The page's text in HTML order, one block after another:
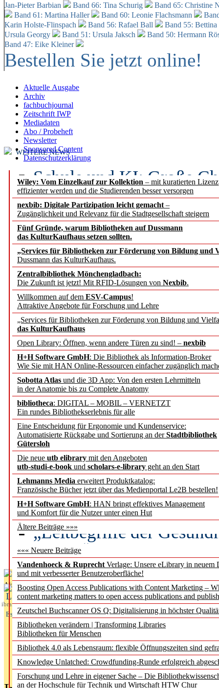
Jan-Pieter Barbian
Band 66: Tina Schurig
Band 65: Christine
Band 61: Martina Haller
Band 60: Leonie Flachsmann
Karin Holste-Flinspach
Band 56: Rafael Ball
Band 55:
Ursula Georgy
Band 51: Ursula Jaksch Band 50: Hermann
Band 47: Eike Kleiner
Bestellen Sie jetzt online!
Aktuelle Ausgabe
Archiv
fachbuchjournal
Zeitschrift IWP
Mediadaten
Abo / Probeheft
Newsletter
Sponsored Content
Datenschutzerklärung
Wiley: Vom Einzelkauf zur Kollektion – mit kuratierten
effizienter werden und die Studierenden besser versorgen
nexbib: Digitale Partizipation leicht gemacht –
Zugänglichkeit und Relevanz für die Stadtgesellschaft steigern
Fünf Gründe, warum Bibliotheken auf Dussmann
das KulturKaufhaus setzen sollten.
„Services für Bibliotheken zur Förderung von Bildung und
Dussmann das KulturKaufhaus.
Zentralbibliothek Mönchengladbach:
Die Zukunft ist jetzt! Mit RFID-Lösungen von Nexbib.
Willkommen auf dem ESV-Campus!
Attraktive Angebote für Forschung und Lehre
„Services für Bibliotheken zur Förderung von Bildung und
das KulturKaufhaus
Open Library: Öffnen, wenn andere Türen zu sind! – nexbib
H+H Software GmbH: Die Bibliothek als Information-Broker
Wie Sie mit HAN Online-Ressourcen einfacher zugänglich
Sobotta Atlas und die 3D App: Von den ersten Lehrmitteln
in der Anatomie bis zu Complete Anatomy
bibliotheca: DIGITAL – MOBIL – VERNETZT
Ein rundes Bibliothekserlebnis für alle
Eine Entscheidung für Ergonomie und Kundenservice:
Automatisierte Rückgabe und Sortierung an derStadtbibliothek
Gütersloh
Die neue utb elibrary mit den Angeboten
utb-studi-e-book und scholars-e-library geht an den Start
Lehmanns Media erweitert Produktkatalog:
Französische Bücher jetzt über das Medienportal Le2B bestellen!
H+H Software GmbH: HAN bringt effektives Management
und Komfort für die Nutzer unter einen Hut
Ältere Beiträge »»»
««« Neuere Beiträge
Vandenhoeck & Ruprecht Verlage: Unsere eLibrary in neuem
und mit verbesserter Benutzeroberfläche!
Boosting Open Access Publications with Content Marketing –
content marketing matters to open access publications and
Zeutschel Buchscanner OS Q: Digitalisierung in höchster
Bibliotheken verändern | Transforming Libraries
Bibliotheken für Menschen
Bibliothek 4.0 als Lebensraum: flexible Öffnungszeiten sind
Knowledge Unlatched: Crowdfunding-Runde erfolgreich
Forschung und Lehre in eigener Sache – Die
an der Hochschule für Technik und Wirtschaft HTW Chur
WEITERE NEWS
Schule und KI: Große
Voraussetzungen
Erfolgreiches erstes
Segment Research –
angepasst
konstruktiv!
Mohr Siebeck
und die Zeitschrift für
Francke Attempto
EBSCO Information
Recherchefunktionen in
Sorbisches Institut neu
Geschichte und
Künstliche Intelligenz
besser zu verstehen
„Leitbegriffe der
des BIÖG erscheinen
Aktuelles aus
L
ibrary
Essentials